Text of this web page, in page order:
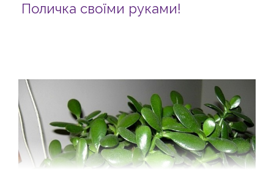
Поличка своїми руками!